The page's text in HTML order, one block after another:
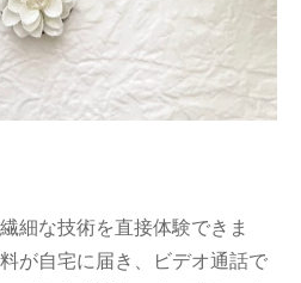
細な技術を直接体験できま
が自宅に届き、ビデオ通話で